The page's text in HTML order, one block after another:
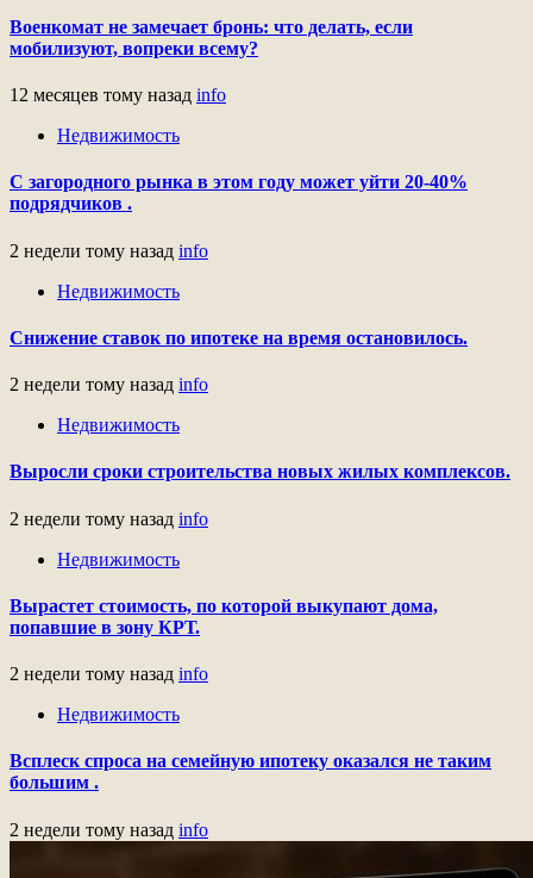
Военкомат не замечает бронь: что делать, если
мобилизуют, вопреки всему?
12 месяцев тому назад info
Недвижимость
С загородного рынка в этом году может уйти 20-40%
подрядчиков .
2 недели тому назад info
Недвижимость
Снижение ставок по ипотеке на время остановилось.
2 недели тому назад info
Недвижимость
Выросли сроки строительства новых жилых комплексов.
2 недели тому назад info
Недвижимость
Вырастет стоимость, по которой выкупают дома,
попавшие в зону КРТ.
2 недели тому назад info
Недвижимость
Всплеск спроса на семейную ипотеку оказался не таким
большим .
2 недели тому назад info